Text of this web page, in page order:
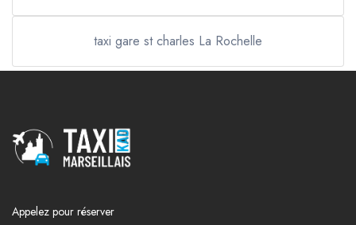
taxi gare st charles La Rochelle
Appelez pour réserver